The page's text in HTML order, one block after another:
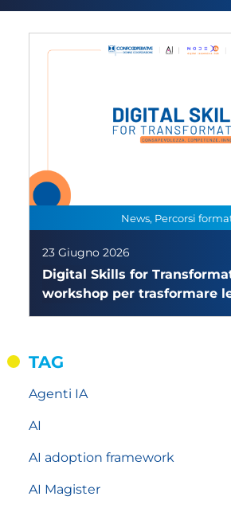
TAG
Agenti IA
AI
AI adoption framework
AI Magister
News, Percorsi
23 Giugno 2026
Digital Skills for
workshop per trasformare
esperienze concrete